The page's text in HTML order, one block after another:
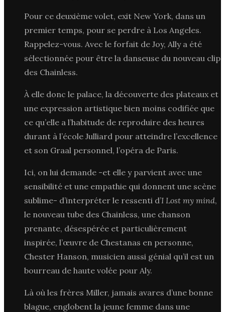
Pour ce deuxième volet, exit New York, dans un
premier temps, pour se perdre à Los Angeles.
Rappelez-vous. Avec le forfait de Joy, Ally a été
sélectionnée pour être la danseuse du nouveau clip
des Chainless.
À elle donc le palace, la découverte des plateaux et
une expression artistique bien moins codifiée que
ce qu’elle a l’habitude de reproduire des heures
durant à l’école Julliard pour atteindre l’excellence
et son Graal personnel, l’opéra de Paris.
Ici, on lui demande -et elle y parvient avec une
sensibilité et une empathie qui donnent une scène
sublime- d’interpréter le ressenti d’I Lost my mind,
le nouveau tube des Chainless, une chanson
prenante, désespérée et particulièrement
inspirée, l’œuvre de Chestanas en personne,
Chester Hanson, musicien aussi génial qu’il est un
bourreau de haute volée pour Aly.
Là où les frères Miller, jamais avares d’une bonne
blague, englobent la jeune femme dans une